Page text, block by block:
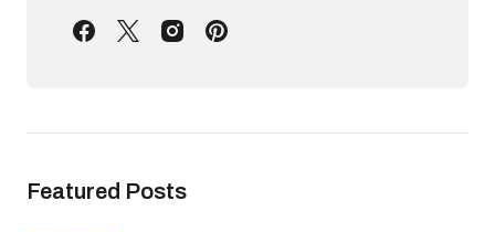
Featured Posts